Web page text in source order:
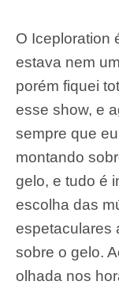
O Iceploration
estava nem
porém fiquei
esse show, e
sempre que
montando
gelo, e tudo é
escolha das
espetaculares
sobre o gelo.
olhada nos